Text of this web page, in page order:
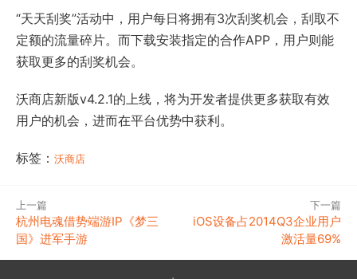
“天天刮奖”活动中，用户每日将拥有3次刮奖机会，刮取不
定额的流量碎片。而下载安装指定的合作APP，用户则能
获取更多的刮奖机会。
沃商店新版v4.2.1的上线，将为开发者提供更多获取有效
用户的机会，进而在平台优势中获利。
标签： 沃商店
上一篇
杭州电魂借势端游IP《梦三
国》进军手游
下一篇
iOS设备占2014Q3企业用户
激活量69%